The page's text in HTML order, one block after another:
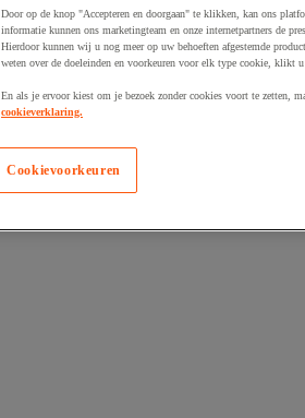
Door op de knop "Accepteren en doorgaan" te klikken, kan ons
informatie kunnen ons marketingteam en onze internetpartners de
Hierdoor kunnen wij u nog meer op uw behoeften afgestemde
weten over de doeleinden en voorkeuren voor elk type cookie, klikt
En als je ervoor kiest om je bezoek zonder cookies voort te zetten,
cookieverklaring.
Cookievoorkeuren